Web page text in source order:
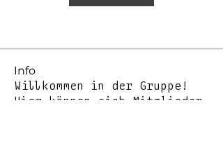
Info
Willkommen in der Gruppe!
Hier können sich Mitglieder